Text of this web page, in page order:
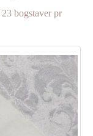
bogstaver pr